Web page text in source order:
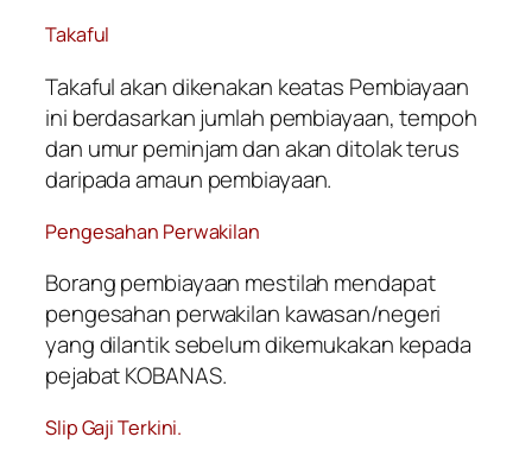
Takaful
Takaful akan dikenakan keatas Pembiayaan
ini berdasarkan jumlah pembiayaan, tempoh
dan umur peminjam dan akan ditolak terus
daripada amaun pembiayaan.
Pengesahan Perwakilan
Borang pembiayaan mestilah mendapat
pengesahan perwakilan kawasan/negeri
yang dilantik sebelum dikemukakan kepada
pejabat KOBANAS.
Slip Gaji Terkini.